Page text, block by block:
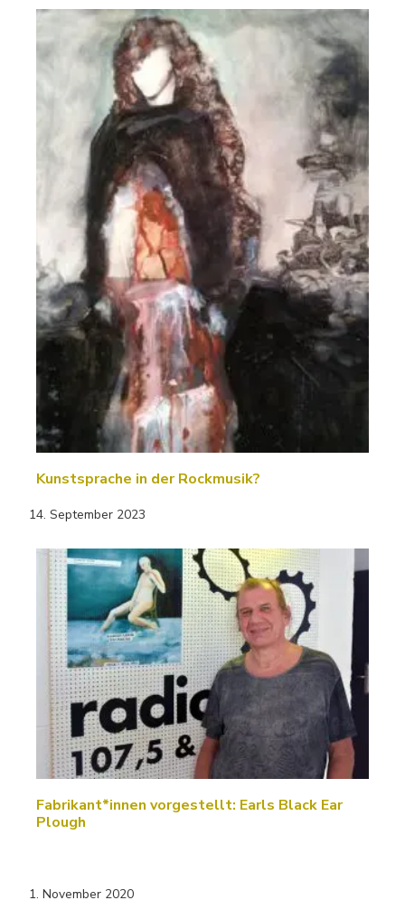
Kunstsprache in der Rockmusik?
14. September 2023
Fabrikant*innen vorgestellt: Earls Black Ear
Plough
1. November 2020